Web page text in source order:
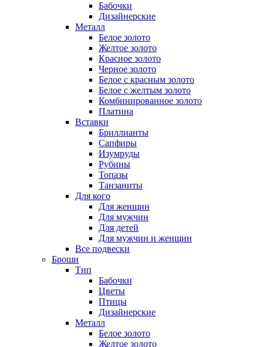
Бабочки
Дизайнерские
Металл
Белое золото
Желтое золото
Красное золото
Черное золото
Белое с красным золото
Белое с желтым золото
Комбинированное золото
Платина
Вставки
Бриллианты
Сапфиры
Изумруды
Рубины
Топазы
Танзаниты
Для кого
Для женщин
Для мужчин
Для детей
Для мужчин и женщин
Все подвески
Броши
Тип
Бабочки
Цветы
Птицы
Дизайнерские
Металл
Белое золото
Желтое золото